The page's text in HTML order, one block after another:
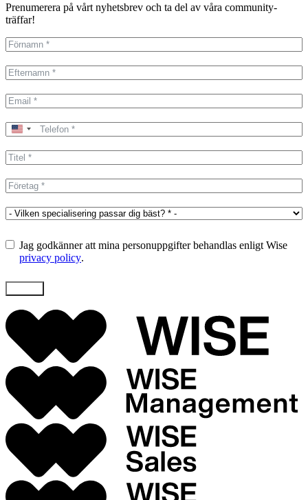
Prenumerera på vårt nyhetsbrev och ta del av våra community-
träffar!
United
+1
Jag godkänner att mina personuppgifter behandlas enligt Wise
privacy policy.